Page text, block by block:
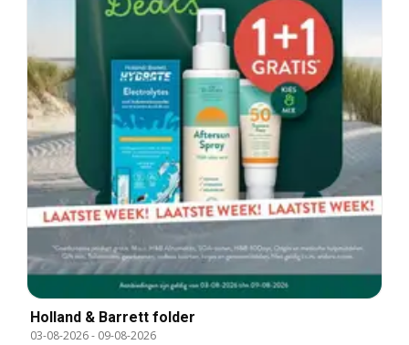
Holland & Barrett folder
03-08-2026- 09-08-2026